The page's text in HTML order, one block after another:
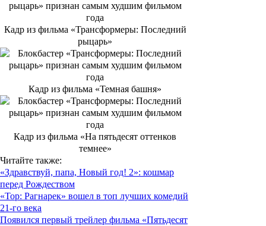
Кадр из фильма «Трансформеры: Последний
рыцарь»
Кадр из фильма «Темная башня»
Кадр из фильма «На пятьдесят оттенков
темнее»
Читайте также:
«Здравствуй, папа, Новый год! 2»: кошмар
перед Рождеством
«Тор: Рагнарек» вошел в топ лучших комедий
21-го века
Появился первый трейлер фильма «Пятьдесят